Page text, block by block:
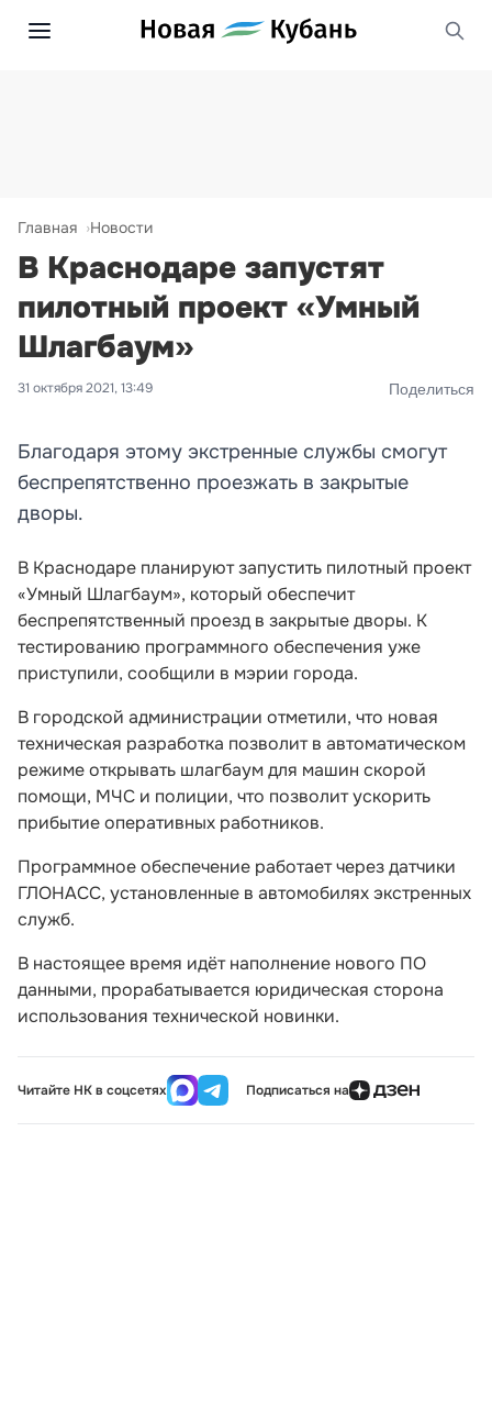
Главная Новости
В Краснодаре запустят
пилотный проект «Умный
Шлагбаум»
31 октября 2021, 13:49 Поделиться
Благодаря этому экстренные службы смогут
беспрепятственно проезжать в закрытые
дворы.
В Краснодаре планируют запустить пилотный проект
«Умный Шлагбаум», который обеспечит
беспрепятственный проезд в закрытые дворы. К
тестированию программного обеспечения уже
приступили, сообщили в мэрии города.
В городской администрации отметили, что новая
техническая разработка позволит в автоматическом
режиме открывать шлагбаум для машин скорой
помощи, МЧС и полиции, что позволит ускорить
прибытие оперативных работников.
Программное обеспечение работает через датчики
ГЛОНАСС, установленные в автомобилях экстренных
служб.
В настоящее время идёт наполнение нового ПО
данными, прорабатывается юридическая сторона
использования технической новинки.
Читайте НК в соцсетях Подписаться на